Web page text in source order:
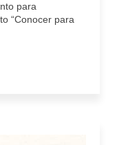
para
“Conocer para